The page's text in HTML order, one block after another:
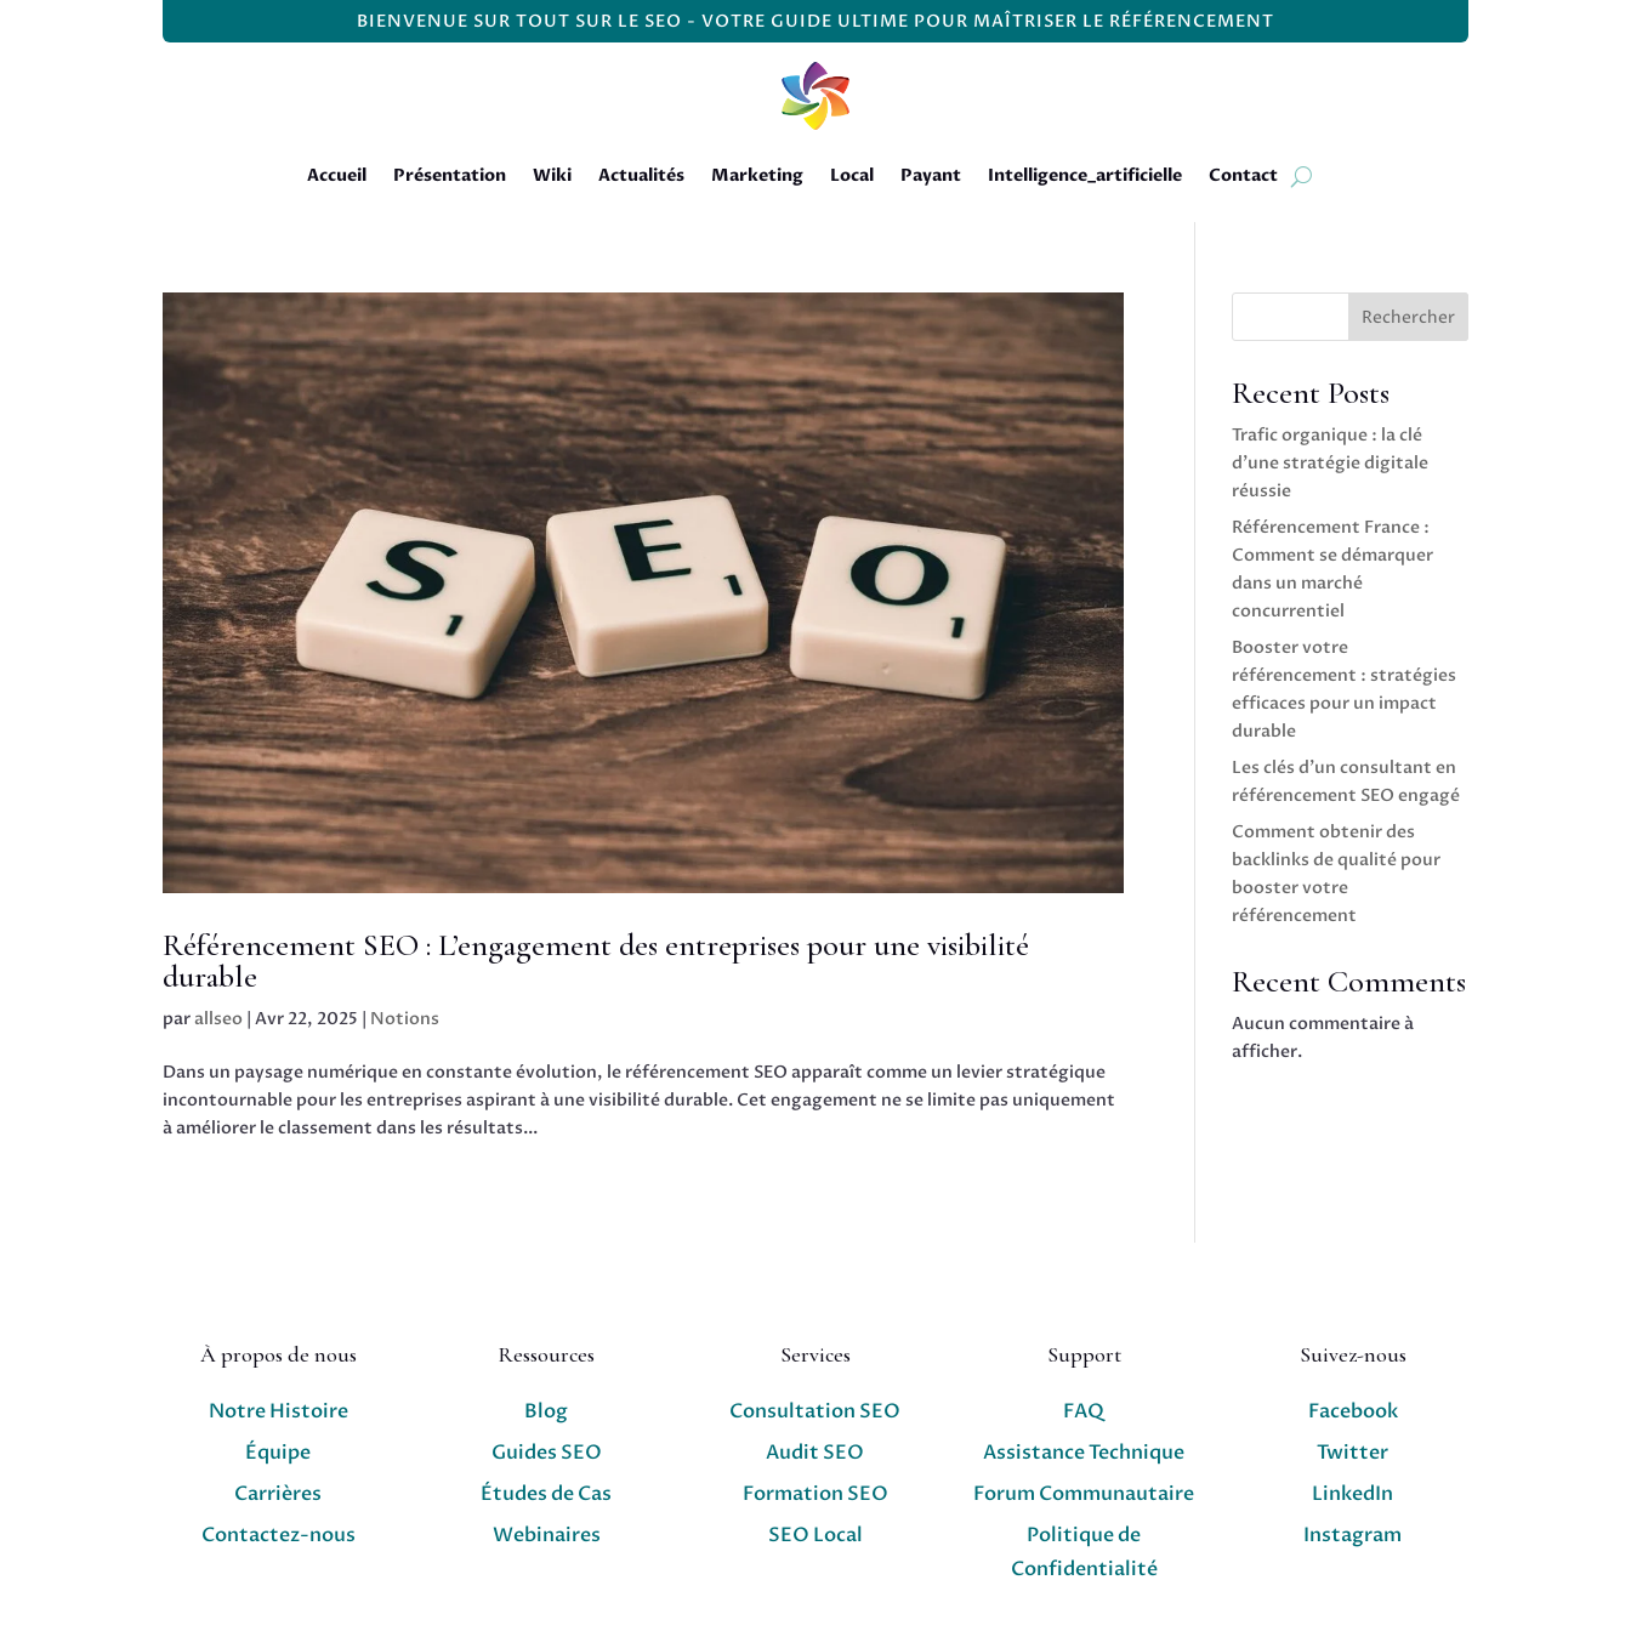
BIENVENUE SUR TOUT SUR LE SEO - VOTRE GUIDE ULTIME POUR MAÎTRISER LE RÉFÉRENCEMENT
Accueil Présentation Wiki Actualités Marketing Local Payant Intelligence_artificielle Contact
Référencement SEO : L’engagement des entreprises pour une visibilité
durable
parallseo |Avr 22, 2025 | Notions
Dans un paysage numérique en constante évolution, le référencement SEO apparaît comme un levier stratégique
incontournable pour les entreprises aspirant à une visibilité durable. Cet engagement ne se limite pas uniquement
à améliorer le classement dans les résultats...
Rechercher
Recent Posts
Trafic organique : la clé
d’une stratégie digitale
réussie
Référencement France :
Comment se démarquer
dans un marché
concurrentiel
Booster votre
référencement : stratégies
efficaces pour un impact
durable
Les clés d’un consultant en
référencement SEO engagé
Comment obtenir des
backlinks de qualité pour
booster votre
référencement
Recent Comments
Aucun commentaire à
afficher.
À propos de nous
Notre Histoire
Équipe
Carrières
Contactez-nous
Ressources
Blog
Guides SEO
Études de Cas
Webinaires
Services
Consultation SEO
Audit SEO
Formation SEO
SEO Local
Support
FAQ
Assistance Technique
Forum Communautaire
Politique de
Confidentialité
Suivez-nous
Facebook
Twitter
LinkedIn
Instagram